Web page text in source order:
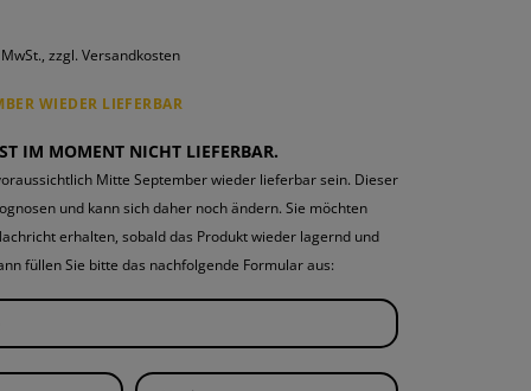
WARTUNG
zzgl. Versandkosten
WIEDER LIEFERBAR
IM MOMENT NICHT LIEFERBAR.
Mitte September wieder lieferbar sein. Dieser
und kann sich daher noch ändern. Sie möchten
erhalten, sobald das Produkt wieder lagernd und
füllen Sie bitte das nachfolgende Formular aus: